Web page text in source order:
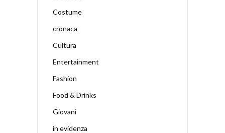
Costume
cronaca
Cultura
Entertainment
Fashion
Food & Drinks
Giovani
in evidenza